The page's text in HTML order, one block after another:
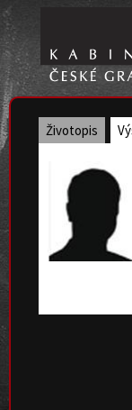
Životopis